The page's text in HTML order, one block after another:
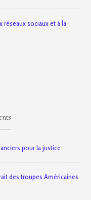
réseaux sociaux et à la
pour la justice.
des troupes Américaines